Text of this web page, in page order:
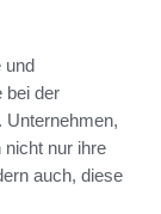
und
bei der
Unternehmen,
nur ihre
auch, diese